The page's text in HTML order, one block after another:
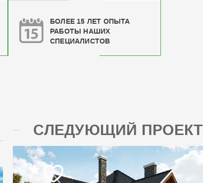
БОЛЕЕ 15 ЛЕТ ОПЫТА
РАБОТЫ НАШИХ
СПЕЦИАЛИСТОВ
СЛЕДУЮЩИЙ ПРОЕКТ